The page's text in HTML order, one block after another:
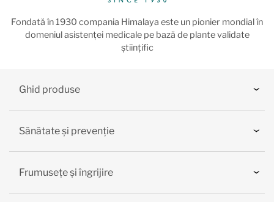
Fondată în 1930 compania Himalaya este un pionier mondial în
domeniul asistenței medicale pe bază de plante validate
științific
Ghid produse
Sănătate și prevenție
Frumusețe și îngrijire